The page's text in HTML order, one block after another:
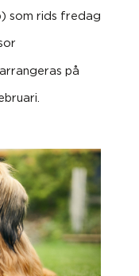
som rids fredag
på